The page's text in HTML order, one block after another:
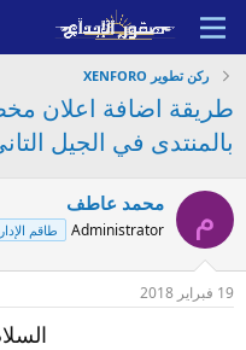
ركن تطوير XENFORO
طريقة اضافة اعلان
بالمنتدى في الجيل
م محمد عاطف
Administrator طاقم
19 فبراير 2018